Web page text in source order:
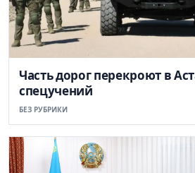
Часть дорог перекроют в
спецучений
БЕЗ РУБРИКИ